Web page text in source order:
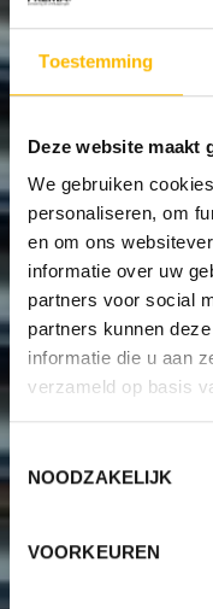
Toestemming
Deze website maakt
We gebruiken
personaliseren, om
en om ons
informatie over uw
partners voor social
partners kunnen
informatie die u aan
verzameld op basis
Toestemmingsselectie
NOODZAKELIJK
VOORKEUREN